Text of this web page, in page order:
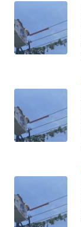
TOBA
LANGKAT
SELATAN
WN
TANJUNG